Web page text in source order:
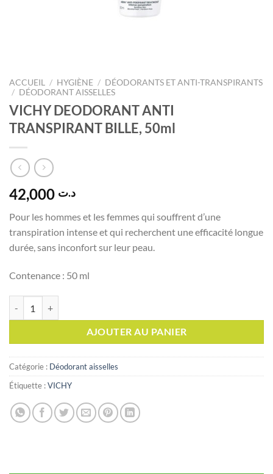
ACCUEIL / HYGIÈNE / DÉODORANTS ET ANTI-TRANSPIRANTS
/ DÉODORANT AISSELLES
VICHY DEODORANT ANTI
TRANSPIRANT BILLE, 50ml
د.ت
Pour les hommes et les femmes qui souffrent d’une
transpiration intense et qui recherchent une efficacité longue
durée, sans inconfort sur leur peau.
Contenance : 50 ml
AJOUTER AU PANIER
Catégorie : Déodorant aisselles
Étiquette :VICHY